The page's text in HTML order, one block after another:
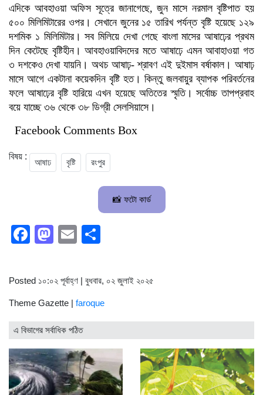
এদিকে আবহাওয়া অফিস সূত্রে জানাগেছে, জুন মাসে নরমাল বৃষ্টিপাত হয়
৫০০ মিলিমিটারের ওপর। সেখানে জুনের ১৫ তারিখ পর্যন্ত বৃষ্টি হয়েছে ১২৯
দশমিক ১ মিলিমিটার। সব মিলিয়ে দেখা গেছে বাংলা মাসের আষাঢ়ের প্রথম
দিন কেটেছে বৃষ্টিহীন। আবহাওয়াবিদদের মতে আষাঢ়ে এমন আবাহাওয়া গত
৩ দশকেও দেখা যায়নি। অথচ আষাঢ়- শ্রাবণ এই দুইমাস বর্ষাকাল। আষাঢ়
মাসে আগে একটানা কয়েকদিন বৃষ্টি হত। কিন্তু জলবায়ুর ব্যাপক পরিবর্তনের
ফলে আষাঢ়ের বৃষ্টি হারিয়ে এখন হয়েছে অতিতের স্মৃতি। সর্বোচ্চ তাপপ্রবাহ
বয়ে যাচ্ছে ৩৬ থেকে ৩৮ ডিগ্রী সেলসিয়াসে।
Facebook Comments Box
বিষয় :
আষাঢ বৃষ্টি রংপুর
📸 ফটো কার্ড
Facebook
Mastodon
Email
Posted ১০:০২ পূর্বাহ্ণ | বুধবার, ০২ জুলাই ২০২৫
Theme Gazette | faroque
এ বিভাগের সর্বাধিক পঠিত